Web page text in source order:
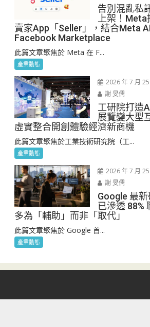
告別混亂私
上架！
賣家App「Seller」，結合Meta
Facebook Marketplace
此篇文章聚焦於 Meta 在 F...
產業動態
2026 年 7 月 25
謝 旻儒
工研院打造
展覽變大型
虛實整合開創體驗經濟新商機
此篇文章聚焦於工業技術研究院（工...
產業動態
2026 年 7 月 25
謝 旻儒
Google 最
已滲透 88%
多為「輔助」而非「取代」
此篇文章聚焦於 Google 首...
產業動態